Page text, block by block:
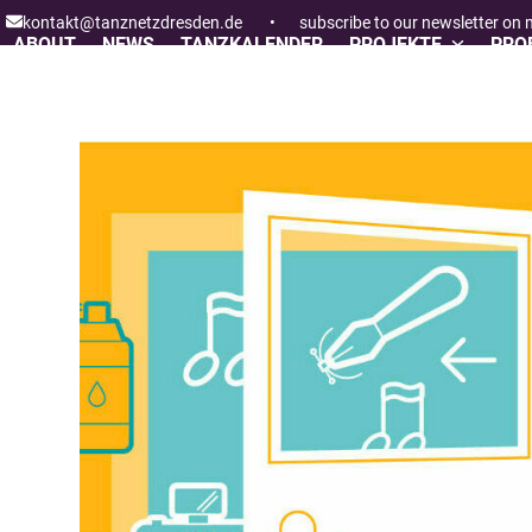
Skip
to
kontakt@tanznetzdresden.de • subscribe to our newsletter on
ABOUT NEWS TANZKALENDER PROJEKTE